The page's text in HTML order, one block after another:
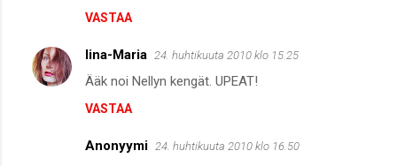
VASTAA
Iina-Maria 24. huhtikuuta 2010 klo 15.25
Ääk noi Nellyn kengät. UPEAT!
VASTAA
Anonyymi 24. huhtikuuta 2010 klo 16.50